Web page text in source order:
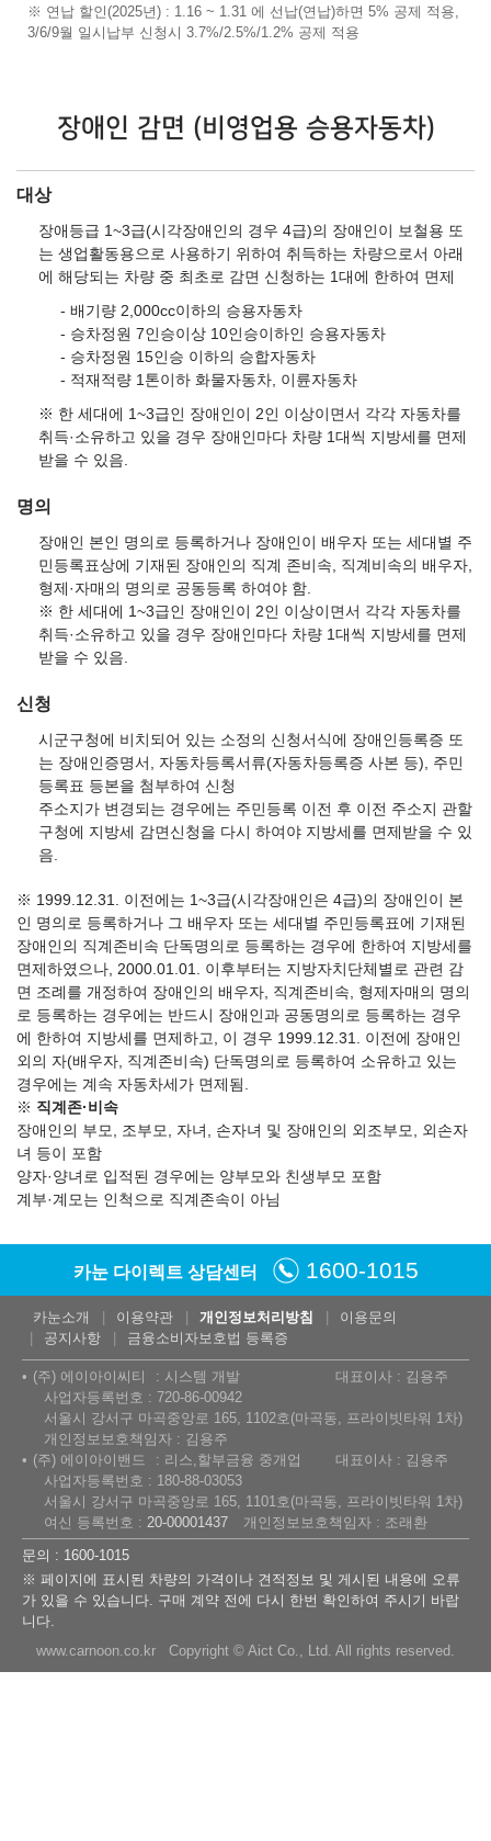
※ 연납 할인(2025년) : 1.16 ~ 1.31 에 선납(연납)하면 5% 공제 적용,
3/6/9월 일시납부 신청시 3.7%/2.5%/1.2% 공제 적용
장애인 감면 (비영업용 승용자동차)
대상
장애등급 1~3급(시각장애인의 경우 4급)의 장애인이 보철용 또
는 생업활동용으로 사용하기 위하여 취득하는 차량으로서 아래
에 해당되는 차량 중 최초로 감면 신청하는 1대에 한하여 면제
배기량 2,000cc이하의 승용자동차
승차정원 7인승이상 10인승이하인 승용자동차
승차정원 15인승 이하의 승합자동차
적재적량 1톤이하 화물자동차, 이륜자동차
※ 한 세대에 1~3급인 장애인이 2인 이상이면서 각각 자동차를
취득·소유하고 있을 경우 장애인마다 차량 1대씩 지방세를 면제
받을 수 있음.
명의
장애인 본인 명의로 등록하거나 장애인이 배우자 또는 세대별 주
민등록표상에 기재된 장애인의 직계 존비속, 직계비속의 배우자,
형제·자매의 명의로 공동등록 하여야 함.
※ 한 세대에 1~3급인 장애인이 2인 이상이면서 각각 자동차를
취득·소유하고 있을 경우 장애인마다 차량 1대씩 지방세를 면제
받을 수 있음.
신청
시군구청에 비치되어 있는 소정의 신청서식에 장애인등록증 또
는 장애인증명서, 자동차등록서류(자동차등록증 사본 등), 주민
등록표 등본을 첨부하여 신청
주소지가 변경되는 경우에는 주민등록 이전 후 이전 주소지 관할
구청에 지방세 감면신청을 다시 하여야 지방세를 면제받을 수 있
음.
※ 1999.12.31. 이전에는 1~3급(시각장애인은 4급)의 장애인이 본
인 명의로 등록하거나 그 배우자 또는 세대별 주민등록표에 기재된
장애인의 직계존비속 단독명의로 등록하는 경우에 한하여 지방세를
면제하였으나, 2000.01.01. 이후부터는 지방자치단체별로 관련 감
면 조례를 개정하여 장애인의 배우자, 직계존비속, 형제자매의 명의
로 등록하는 경우에는 반드시 장애인과 공동명의로 등록하는 경우
에 한하여 지방세를 면제하고, 이 경우 1999.12.31. 이전에 장애인
외의 자(배우자, 직계존비속) 단독명의로 등록하여 소유하고 있는
경우에는 계속 자동차세가 면제됨.
※ 직계존·비속
장애인의 부모, 조부모, 자녀, 손자녀 및 장애인의 외조부모, 외손자
녀 등이 포함
양자·양녀로 입적된 경우에는 양부모와 친생부모 포함
계부·계모는 인척으로 직계존속이 아님
카눈 다이렉트 상담센터 1600-1015
카눈소개 이용약관 개인정보처리방침
이용문의
공지사항
금융소비자보호법 등록증
(주) 에이아이씨티 시스템 개발
대표이사 : 김용주
사업자등록번호 : 720-86-00942
서울시 강서구 마곡중앙로 165, 1102호(마곡동, 프라이빗타워 1차)
개인정보보호책임자 : 김용주
(주) 에이아이밴드
리스,할부금융 중개업
대표이사 : 김용주
사업자등록번호 : 180-88-03053
서울시 강서구 마곡중앙로 165, 1101호(마곡동, 프라이빗타워 1차)
여신 등록번호 : 20-00001437
개인정보보호책임자 : 조래환
문의 : 1600-1015
※ 페이지에 표시된 차량의 가격이나 견적정보 및 게시된 내용에 오류
가 있을 수 있습니다. 구매 계약 전에 다시 한번 확인하여 주시기 바랍
니다.
www.carnoon.co.kr Copyright © Aict Co., Ltd. All rights reserved.